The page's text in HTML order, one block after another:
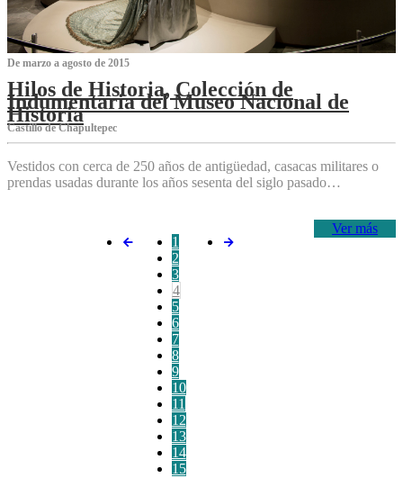
De marzo a agosto de 2015
Hilos de Historia, Colección de
Indumentaria del Museo Nacional de
Historia
Castillo de Chapultepec
Vestidos con cerca de 250 años de antigüedad, casacas militares o
prendas usadas durante los años sesenta del siglo pasado…
Ver más
1
2
3
4
5
6
7
8
9
10
11
12
13
14
15